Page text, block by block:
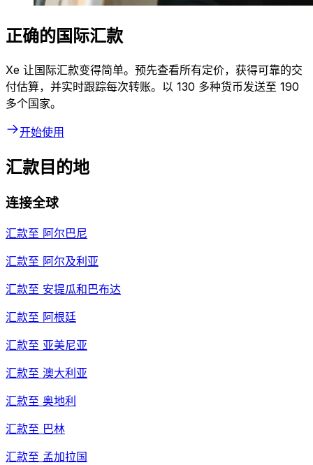
正确的国际汇款
Xe 让国际汇款变得简单。预先查看所有定价，获得可靠的交
付估算，并实时跟踪每次转账。以 130 多种货币发送至 190
多个国家。
开始使用
汇款目的地
连接全球
汇款至 阿尔巴尼
汇款至 阿尔及利亚
汇款至 安提瓜和巴布达
汇款至 阿根廷
汇款至 亚美尼亚
汇款至 澳大利亚
汇款至 奥地利
汇款至 巴林
汇款至 孟加拉国